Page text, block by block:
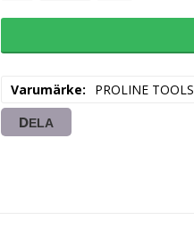
Varumärke PROLINE TOOLS
DELA